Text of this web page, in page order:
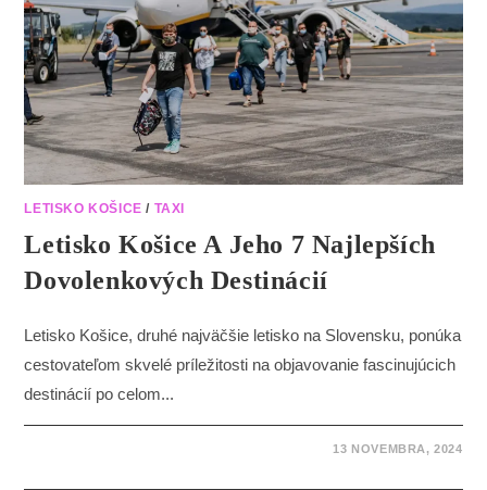
LETISKO KOŠICE / TAXI
Letisko Košice A Jeho 7 Najlepších
Dovolenkových Destinácií
Letisko Košice, druhé najväčšie letisko na Slovensku, ponúka
cestovateľom skvelé príležitosti na objavovanie fascinujúcich
destinácií po celom...
13 NOVEMBRA, 2024